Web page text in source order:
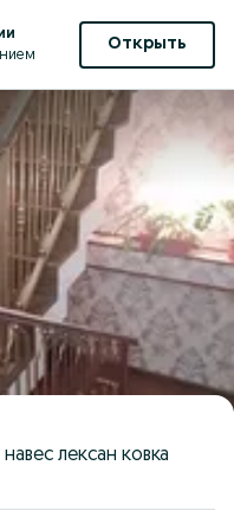
Открыть
лексан ковка